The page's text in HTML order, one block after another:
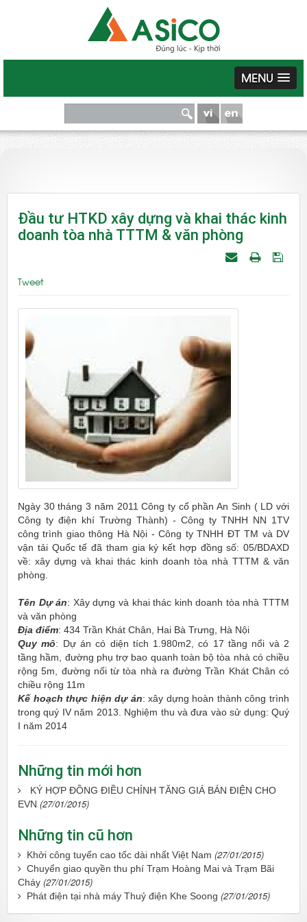
MENU
Đầu tư HTKD xây dựng và khai thác kinh
doanh tòa nhà TTTM & văn phòng
Tweet
Ngày 30 tháng 3 năm 2011 Công ty cổ phần An Sinh ( LD với
Công ty điện khí Trường Thành) - Công ty TNHH NN 1TV
công trình giao thông Hà Nội - Công ty TNHH ĐT TM và DV
vận tải Quốc tế đã tham gia ký kết hợp đồng số: 05/BDAXD
về: xây dựng và khai thác kinh doanh tòa nhà TTTM & văn
phòng.
Tên Dự án: Xây dựng và khai thác kinh doanh tòa nhà TTTM
và văn phòng
Địa điểm: 434 Trần Khát Chân, Hai Bà Trưng, Hà Nội
Quy mô: Dự án có diện tích 1.980m2, có 17 tầng nổi và 2
tầng hầm, đường phụ trợ bao quanh toàn bộ tòa nhà có chiều
rộng 5m, đường nối từ tòa nhà ra đường Trần Khát Chân có
chiều rộng 11m
Kế hoạch thực hiện dự án: xây dựng hoàn thành công trình
trong quý IV năm 2013. Nghiệm thu và đưa vào sử dụng: Quý
I năm 2014
Những tin mới hơn
KÝ HỢP ĐỒNG ĐIỀU CHỈNH TĂNG GIÁ BÁN ĐIỆN CHO
EVN (27/01/2015)
Những tin cũ hơn
Khởi công tuyến cao tốc dài nhất Việt Nam (27/01/2015)
Chuyển giao quyền thu phí Trạm Hoàng Mai và Trạm Bãi
Cháy (27/01/2015)
Phát điện tại nhà máy Thuỷ điện Khe Soong (27/01/2015)